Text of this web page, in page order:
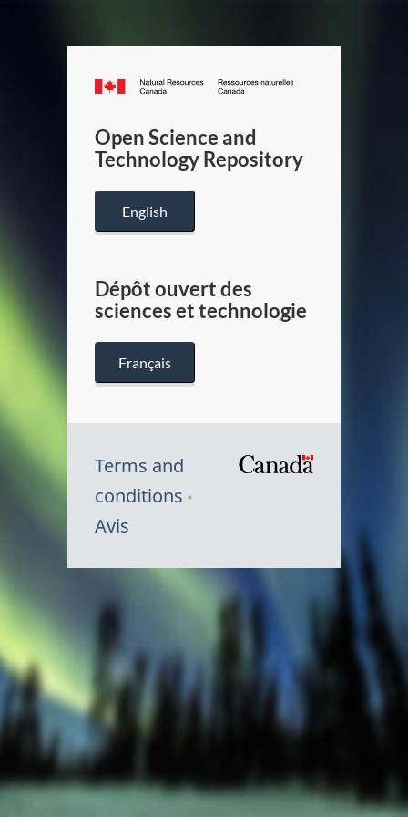
Canada.ca
/
Canada
Open Science and
Technology Repository
English
Dépôt ouvert des
sciences et technologie
Français
Terms and
conditions
Avis
Canada